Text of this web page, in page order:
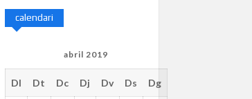
calendari
abril 2019
Dl Dt Dc Dj Dv Ds Dg